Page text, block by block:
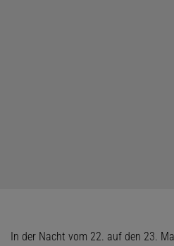
In der Nacht vom 22. auf den 23.